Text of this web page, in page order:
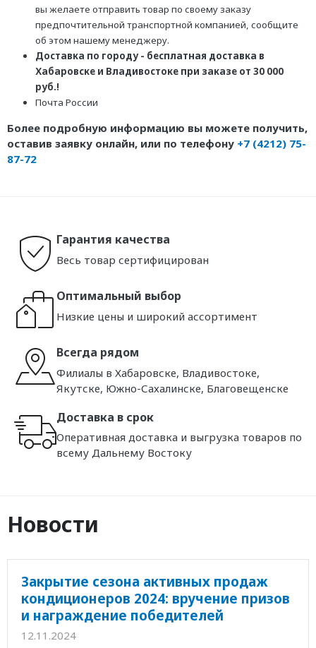
вы желаете отправить товар по своему заказу
предпочтительной транспортной компанией, сообщите
об этом нашему менеджеру.
Доставка по городу - бесплатная доставка в
Хабаровске и Владивостоке при заказе от 30 000
руб.!
Почта России
Более подробную информацию вы можете получить,
оставив заявку онлайн, или по телефону +7 (4212) 75-
87-72
Гарантия качества
Весь товар сертифицирован
Оптимальный выбор
Низкие цены и широкий ассортимент
Всегда рядом
Филиалы в Хабаровске, Владивостоке,
Якутске, Южно-Сахалинске, Благовещенске
Доставка в срок
Оперативная доставка и выгрузка товаров по
всему Дальнему Востоку
Новости
Закрытие сезона активных продаж
кондиционеров 2024: вручение призов
и награждение победителей
12.11.2024